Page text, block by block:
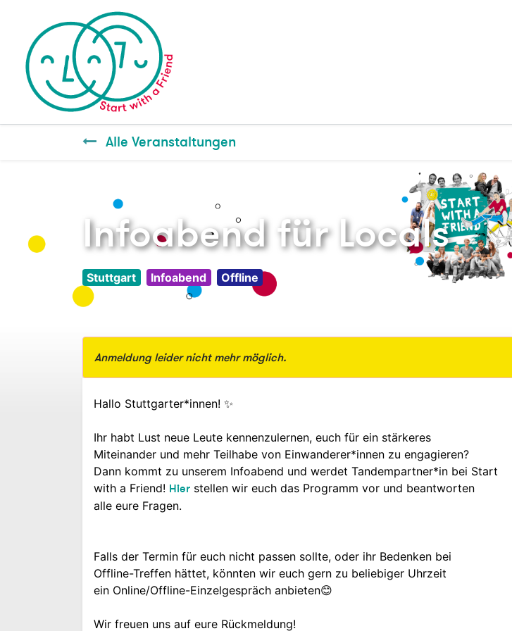
Alle Veranstaltungen
Infoabend für Locals
Stuttgart Infoabend Offline
Anmeldung leider nicht mehr möglich.
Hallo Stuttgarter*innen! ✨
Ihr habt Lust neue Leute kennenzulernen, euch für ein stärkeres
Miteinander und mehr Teilhabe von Einwanderer*innen zu engagieren?
Dann kommt zu unserem Infoabend und werdet Tandempartner*in bei Start
with a Friend! Hier stellen wir euch das Programm vor und beantworten
alle eure Fragen.
Falls der Termin für euch nicht passen sollte, oder ihr Bedenken bei
Offline-Treffen hättet, könnten wir euch gern zu beliebiger Uhrzeit
ein Online/Offline-Einzelgespräch anbieten😊
Wir freuen uns auf eure Rückmeldung!